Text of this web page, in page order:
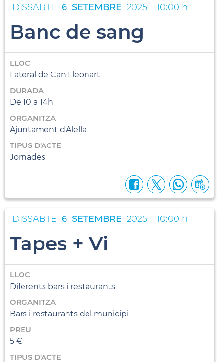
DISSABTE 6 SETEMBRE 2025 10:00 h
Banc de sang
LLOC
Lateral de Can Lleonart
DURADA
De 10 a 14h
ORGANITZA
Ajuntament d'Alella
TIPUS D'ACTE
Jornades
DISSABTE 6 SETEMBRE 2025 10:00 h
Tapes + Vi
LLOC
Diferents bars i restaurants
ORGANITZA
Bars i restaurants del municipi
PREU
5 €
TIPUS D'ACTE